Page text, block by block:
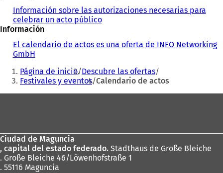
Información sobre las autorizaciones necesarias para
celebrar un acto público
Información
El calendario de actos es una oferta de INFO Networking
GmbH
Estás
aquí:
Página de inicio Descubre las ofertas
Festivales y eventos Calendario de actos
pies
Ciudad de Maguncia
, capital del estado federado. Stadthaus de Große Bleiche
. Große Bleiche 46/Löwenhofstraße 1
. 55116 Maguncia